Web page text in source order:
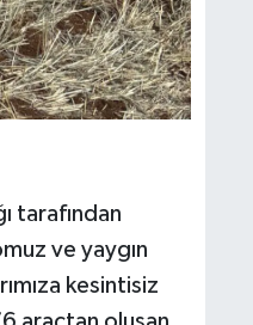
tarafından
ve yaygın
kesintisiz